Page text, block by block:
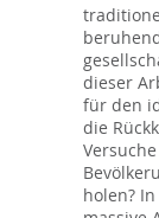
dieser
für den
die
holen?